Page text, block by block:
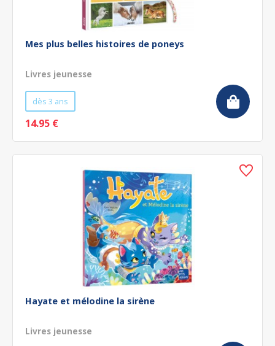
Mes plus belles histoires de poneys
Livres jeunesse
dès 3 ans
14.95 €
Hayate et mélodine la sirène
Livres jeunesse